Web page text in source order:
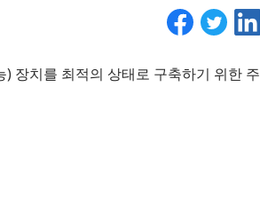
장치를 최적의 상태로 구축하기 위한 주